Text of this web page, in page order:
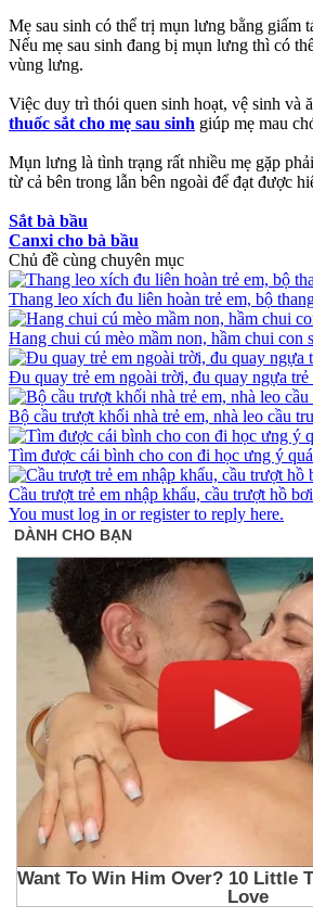
Mẹ sau sinh có thể trị mụn lưng bằng giấm
Nếu mẹ sau sinh đang bị mụn lưng thì có
vùng lưng.
Việc duy trì thói quen sinh hoạt, vệ sinh và
thuốc sắt cho mẹ sau sinh giúp mẹ mau
Mụn lưng là tình trạng rất nhiều mẹ gặp
từ cả bên trong lẫn bên ngoài để đạt được
Sắt bà bầu
Canxi cho bà bầu
Chủ đề cùng chuyên mục
Thang leo xích đu liên hoàn trẻ em, bộ
Hang chui cú mèo mầm non, hầm chui con
Đu quay trẻ em ngoài trời, đu quay ngựa trẻ
Bộ cầu trượt khối nhà trẻ em, nhà leo cầu
Tìm được cái bình cho con đi học ưng ý
Cầu trượt trẻ em nhập khẩu, cầu trượt hồ
You must log in or register to reply here.